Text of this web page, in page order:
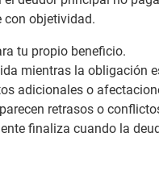
con objetividad.
tu propio beneficio.
mientras la obligación
adicionales o
retrasos o
finaliza cuando la